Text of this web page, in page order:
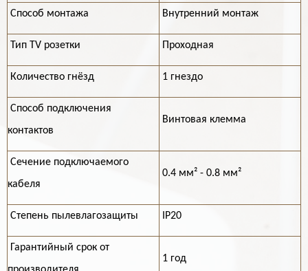
Способ монтажа Внутренний монтаж
Тип TV розетки Проходная
Количество гнёзд 1 гнездо
Способ подключения
контактов
Винтовая клемма
Cечение подключаемого
кабеля
0.4 мм² - 0.8 мм²
Степень пылевлагозащиты IP20
Гарантийный срок от
1 год